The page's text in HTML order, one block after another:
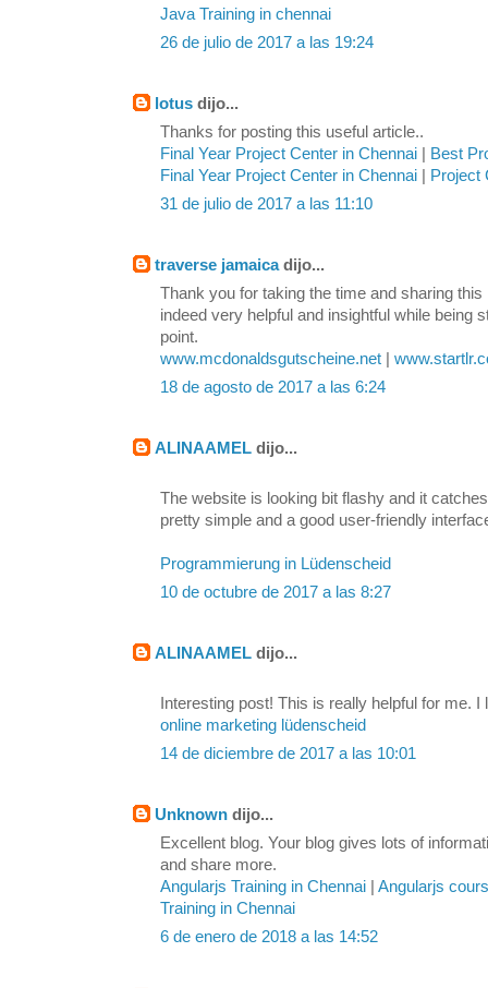
Java Training in chennai
26 de julio de 2017 a las 19:24
lotus dijo...
Thanks for posting this useful article..
Final Year Project Center in Chennai
Best
Final Year Project Center in Chennai
Project
31 de julio de 2017 a las 11:10
traverse jamaicadijo...
Thank you for taking the time and sharing
indeed very helpful and insightful while being
point.
www.mcdonaldsgutscheine.net
18 de agosto de 2017 a las 6:24
ALINAAMEL dijo...
The website is looking bit flashy and it
pretty simple and a good user-friendly
Programmierung in Lüdenscheid
10 de octubre de 2017 a las 8:27
ALINAAMEL dijo...
Interesting post! This is really helpful for me.
online marketing lüdenscheid
14 de diciembre de 2017 a las 10:01
Unknown dijo...
Excellent blog. Your blog gives lots of
and share more.
Angularjs Training in Chennai
Angularjs
Training in Chennai
6 de enero de 2018 a las 14:52